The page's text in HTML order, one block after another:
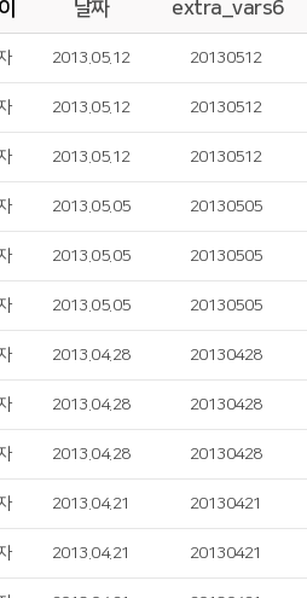
날짜 extra_vars6
2013.05.12 20130512
2013.05.12 20130512
2013.05.12 20130512
2013.05.05 20130505
2013.05.05 20130505
2013.05.05 20130505
2013.04.28 20130428
2013.04.28 20130428
2013.04.28 20130428
2013.04.21 20130421
2013.04.21 20130421